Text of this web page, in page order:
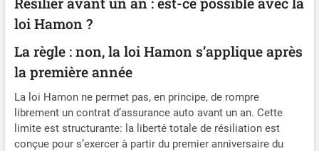
loi Hamon ?
La règle : non, la loi Hamon s’applique après
la première année
La loi Hamon ne permet pas, en principe, de rompre
librement un contrat d’assurance auto avant un an. Cette
limite est structurante: la liberté totale de résiliation est
conçue pour s’exercer à partir du premier anniversaire du